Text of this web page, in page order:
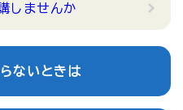
しませんか
ないときは